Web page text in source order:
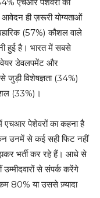
ही ज़रूरी योग्यताओं
(57%) कौशल वाले
हुई है। भारत में सबसे
डेवलपमेंट और
विशेषज्ञता (34%)
(33%)।
में एचआर पेशेवरों का कहना है
उनमें से कई सही फिट नहीं
भर्ती कर रहे हैं। आधे से
से संपर्क करेंगे
80% या उससे ज़्यादा